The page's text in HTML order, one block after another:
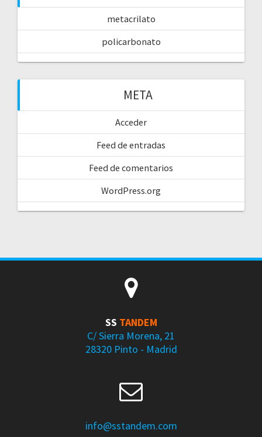
metacrilato
policarbonato
META
Acceder
Feed de entradas
Feed de comentarios
WordPress.org
SS TANDEM
C/ Sierra Morena, 21
28320 Pinto - Madrid
info@sstandem.com